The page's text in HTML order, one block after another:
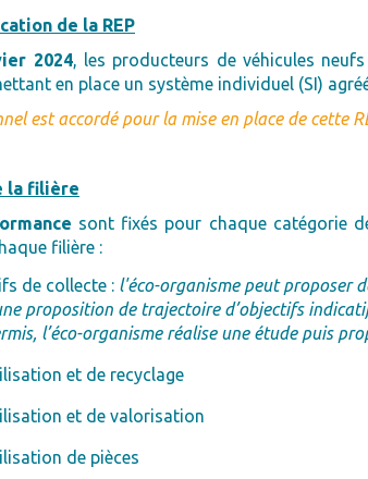
de la REP
2024, les producteurs de véhicules
en place un système individuel (SI)
est accordé pour la mise en place de cette
la filière
sont fixés pour chaque catégorie
filière :
de collecte : l'éco-organisme peut proposer
proposition de trajectoire d’objectifs
l’éco-organisme réalise une étude puis
et de recyclage
et de valorisation
de pièces